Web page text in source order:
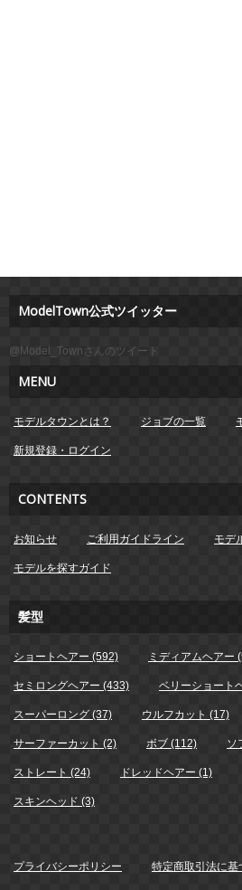
ModelTown公式ツイッター
@Model_Townさんのツイート
MENU
モデルタウンとは？ ジョブの一覧
新規登録・ログイン
CONTENTS
お知らせ ご利用ガイドライン モデ
モデルを探すガイド
髪型
ショートヘアー (592) ミディアムヘアー
セミロングヘアー (433) ベリーショート
スーパーロング (37) ウルフカット (17)
サーファーカット (2) ボブ (112) ソ
ストレート (24) ドレッドヘアー (1)
スキンヘッド (3)
プライバシーポリシー 特定商取引法に基